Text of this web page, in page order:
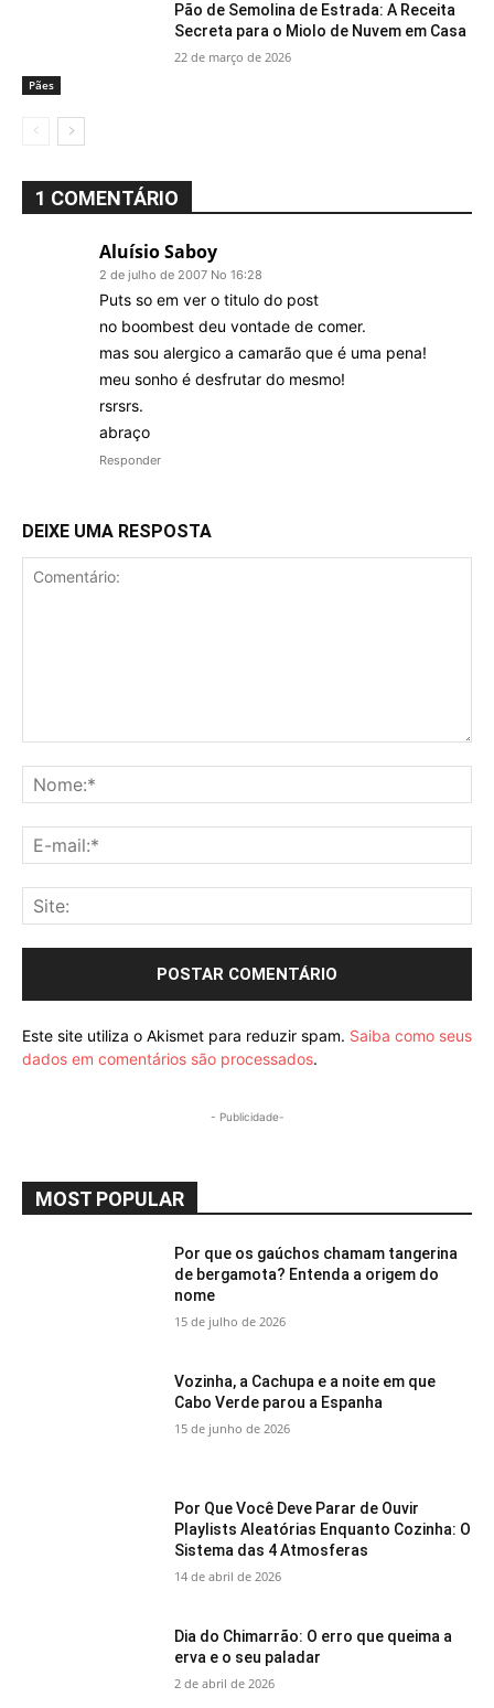
Pães
Pão de Semolina de Estrada: A Receita
Secreta para o Miolo de Nuvem em Casa
22 de março de 2026
1 COMENTÁRIO
Aluísio Saboy
2 de julho de 2007 No 16:28
Puts so em ver o titulo do post
no boombest deu vontade de comer.
mas sou alergico a camarão que é uma pena!
meu sonho é desfrutar do mesmo!
rsrsrs.
abraço
Responder
DEIXE UMA RESPOSTA
Este site utiliza o Akismet para reduzir spam. Saiba como seus
dados em comentários são processados.
- Publicidade-
MOST POPULAR
Por que os gaúchos chamam tangerina
de bergamota? Entenda a origem do
nome
15 de julho de 2026
Vozinha, a Cachupa e a noite em que
Cabo Verde parou a Espanha
15 de junho de 2026
Por Que Você Deve Parar de Ouvir
Playlists Aleatórias Enquanto Cozinha: O
Sistema das 4 Atmosferas
14 de abril de 2026
Dia do Chimarrão: O erro que queima a
erva e o seu paladar
2 de abril de 2026